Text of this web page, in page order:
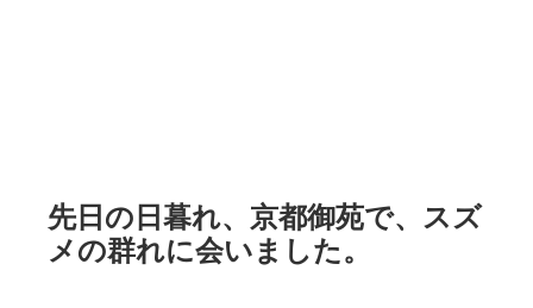
先日の日暮れ、京都御苑で、スズ
メの群れに会いました。